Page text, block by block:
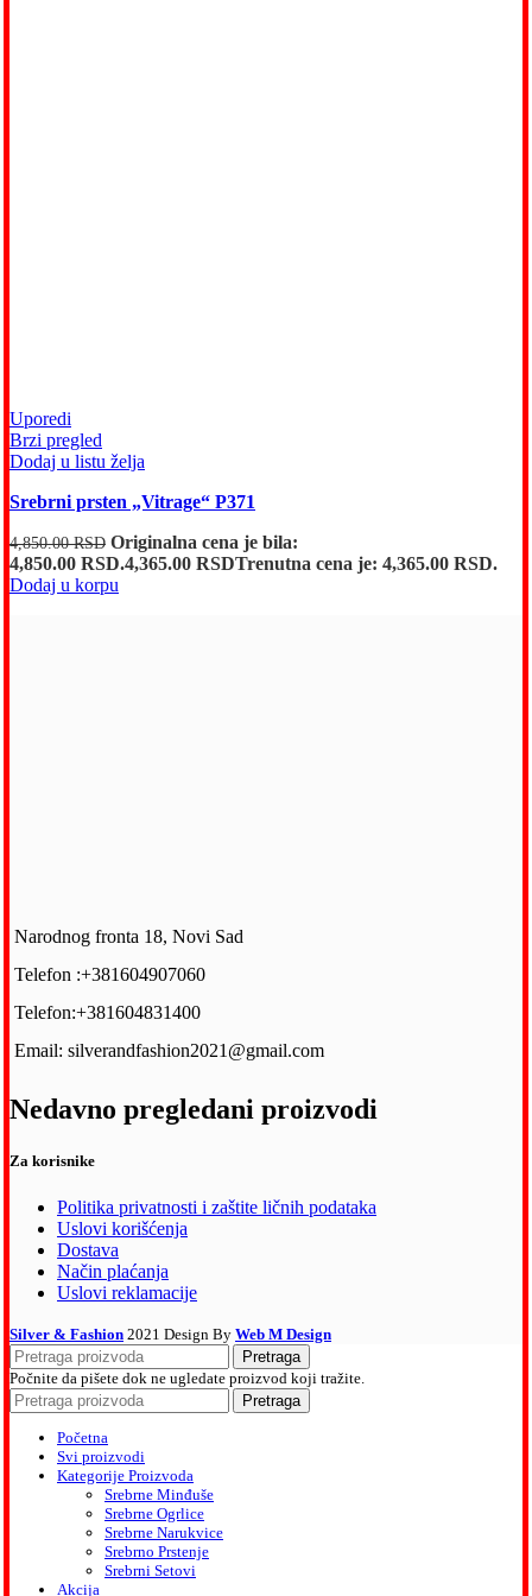
Uporedi
Brzi pregled
Dodaj u listu želja
Srebrni prsten „Vitrage“ P371
4,850.00RSD Originalna cena je bila:
4,850.00 RSD.4,365.00 RSDTrenutna cena je: 4,365.00 RSD.
Dodaj u korpu
Narodnog fronta 18, Novi Sad
Telefon :+381604907060
Telefon:+381604831400
Email: silverandfashion2021@gmail.com
Nedavno pregledani proizvodi
Za korisnike
Politika privatnosti i zaštite ličnih podataka
Uslovi korišćenja
Dostava
Način plaćanja
Uslovi reklamacije
Silver & Fashion 2021 Design By Web M Design
Pretraga
Počnite da pišete dok ne ugledate proizvod koji tražite.
Pretraga
Početna
Svi proizvodi
Kategorije Proizvoda
Srebrne Minđuše
Srebrne Ogrlice
Srebrne Narukvice
Srebrno Prstenje
Srebrni Setovi
Akcija